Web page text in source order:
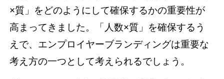
×質」をどのようにして確保するかの重要性が
高まってきました。「人数×質」を確保するう
えで、エンプロイヤーブランディングは重要な
考え方の一つとして考えられるでしょう。